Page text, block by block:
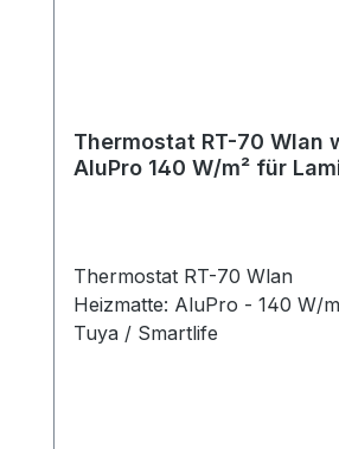
Thermostat RT-70 Wlan
AluPro 140 W/m² für
Thermostat RT-70 Wlan
Heizmatte: AluPro - 140 W/
Tuya / Smartlife